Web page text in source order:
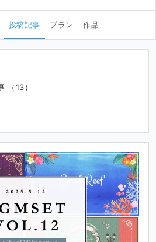
投稿記事 プラン 作品
（13）